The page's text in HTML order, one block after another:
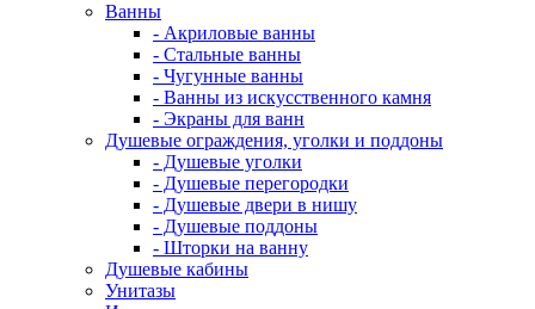
Ванны
- Акриловые ванны
- Стальные ванны
- Чугунные ванны
- Ванны из искусственного камня
- Экраны для ванн
Душевые ограждения, уголки и поддоны
- Душевые уголки
- Душевые перегородки
- Душевые двери в нишу
- Душевые поддоны
- Шторки на ванну
Душевые кабины
Унитазы